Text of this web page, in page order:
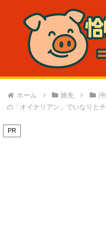
ホーム 旅先 沖
の「オイナリアン」でいなりと
PR